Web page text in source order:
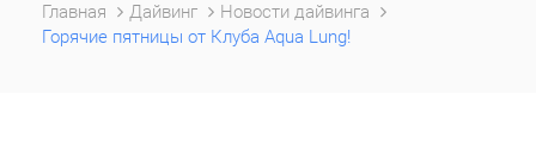
Главная Дайвинг
Новости дайвинга
Горячие пятницы от Клуба Aqua Lung!